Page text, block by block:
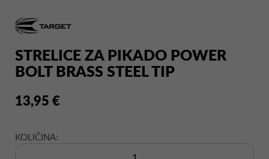
STRELICE ZA PIKADO POWER
BOLT BRASS STEEL TIP
13,95 €
KOLIČINA: